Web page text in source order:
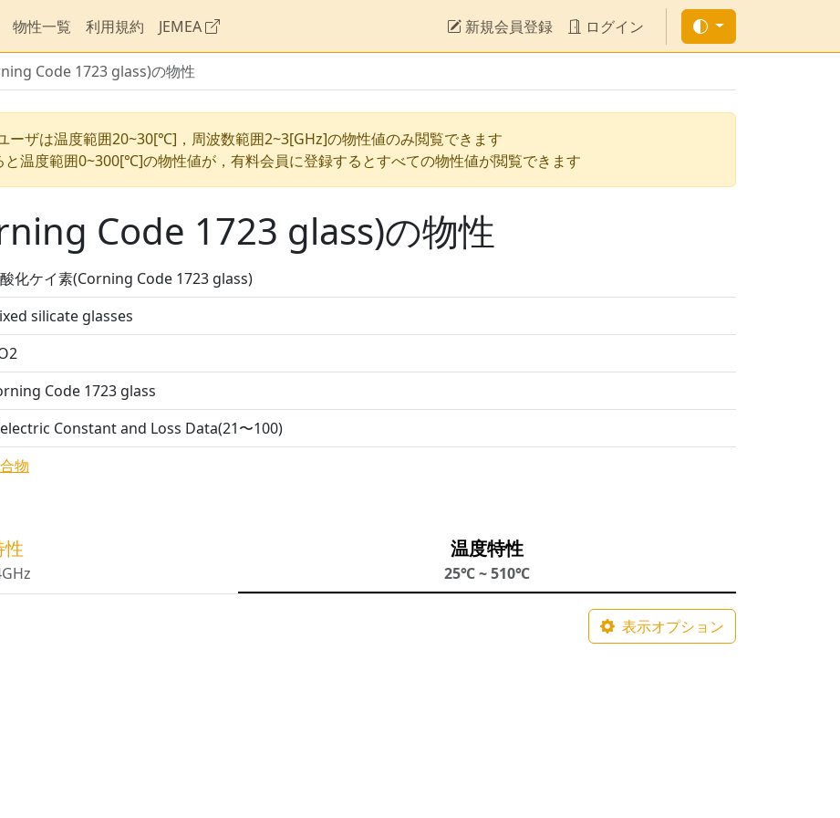
物性一覧 利用規約 JEMEA 新規会員登録 ログイン
Code 1723 glass)の物性
ーザは温度範囲20~30[℃]，周波数範囲2~3[GHz]の物性値のみ閲覧できます
と温度範囲0~300[℃]の物性値が，有料会員に登録するとすべての物性値が閲覧できます
Code 1723 glass)の物性
化ケイ素(Corning Code 1723 glass)
silicate glasses
Code 1723 glass
Constant and Loss Data(21〜100)
物
性 温度特性
25℃ ~ 510℃
表示オプション